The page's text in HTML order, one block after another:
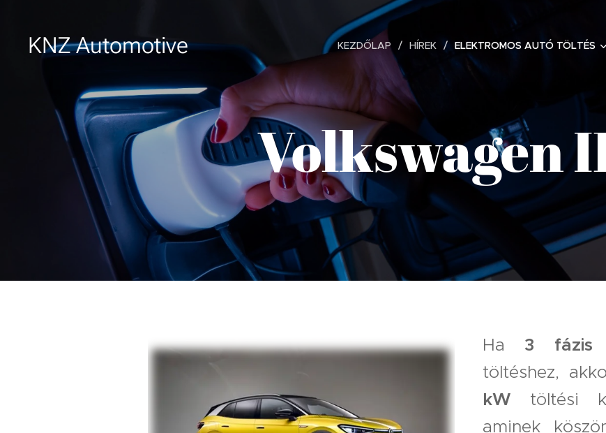
KNZ Automotive KEZDŐLAP HÍREK ELEKTROMOS AUTÓ TÖLTÉS
Volkswagen
Ha 3 fázis
töltéshez,
kW töltési
aminek